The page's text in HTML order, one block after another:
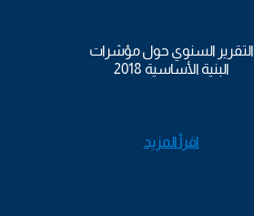
التقرير السنوي حول مؤشرات
البنية الأساسية 2018
اقرأ المزيد